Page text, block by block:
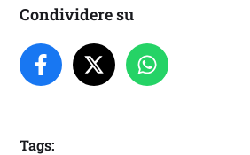
Condividere su
Tags: